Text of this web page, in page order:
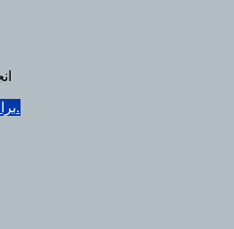
برای سفارش پروژه کلیک کنید.